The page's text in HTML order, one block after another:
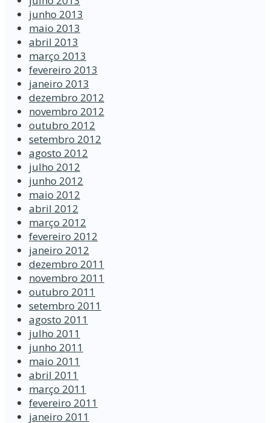
junho 2013
maio 2013
abril 2013
março 2013
fevereiro 2013
janeiro 2013
dezembro 2012
novembro 2012
outubro 2012
setembro 2012
agosto 2012
julho 2012
junho 2012
maio 2012
abril 2012
março 2012
fevereiro 2012
janeiro 2012
dezembro 2011
novembro 2011
outubro 2011
setembro 2011
agosto 2011
julho 2011
junho 2011
maio 2011
abril 2011
março 2011
fevereiro 2011
janeiro 2011